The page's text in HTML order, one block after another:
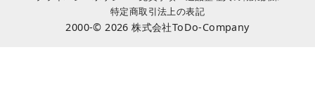
特定商取引法上の表記
2000-© 2026株式会社ToDo-Company